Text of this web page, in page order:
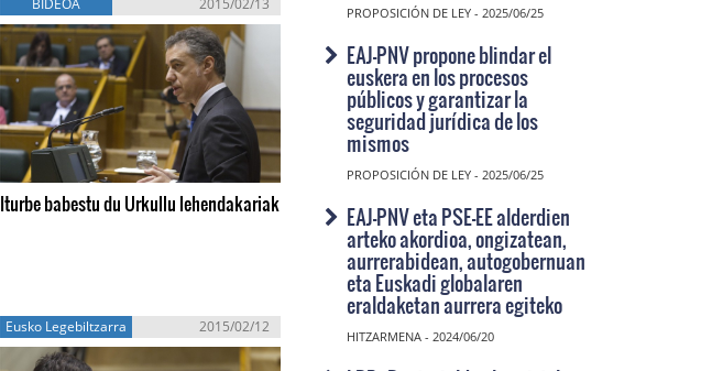
BIDEOA 2015/02/13
Iturbe babestu du Urkullu lehendakariak
Eusko Legebiltzarra 2015/02/12
PROPOSICIÓN DE LEY - 2025/06/25
EAJ-PNV propone blindar el
euskera en los procesos
públicos y garantizar la
seguridad jurídica de los
mismos
PROPOSICIÓN DE LEY - 2025/06/25
EAJ-PNV eta PSE-EE alderdien
arteko akordioa, ongizatean,
aurrerabidean, autogobernuan
eta Euskadi globalaren
eraldaketan aurrera egiteko
HITZARMENA - 2024/06/20